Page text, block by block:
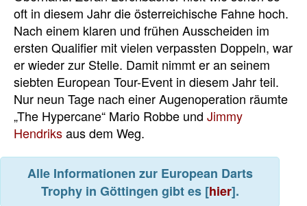
oft in diesem Jahr die österreichische Fahne hoch.
Nach einem klaren und frühen Ausscheiden im
ersten Qualifier mit vielen verpassten Doppeln, war
er wieder zur Stelle. Damit nimmt er an seinem
siebten European Tour-Event in diesem Jahr teil.
Nur neun Tage nach einer Augenoperation räumte
„The Hypercane“ Mario Robbe und Jimmy
Hendriksaus dem Weg.
Alle Informationen zur European Darts
Trophy in Göttingen gibt es [hier].